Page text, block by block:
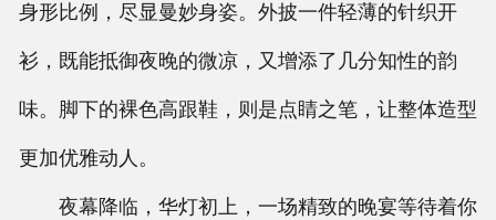
身形比例，尽显曼妙身姿。外披一件轻薄的针织开
衫，既能抵御夜晚的微凉，又增添了几分知性的韵
味。脚下的裸色高跟鞋，则是点睛之笔，让整体造型
更加优雅动人。
夜幕降临，华灯初上，一场精致的晚宴等待着你